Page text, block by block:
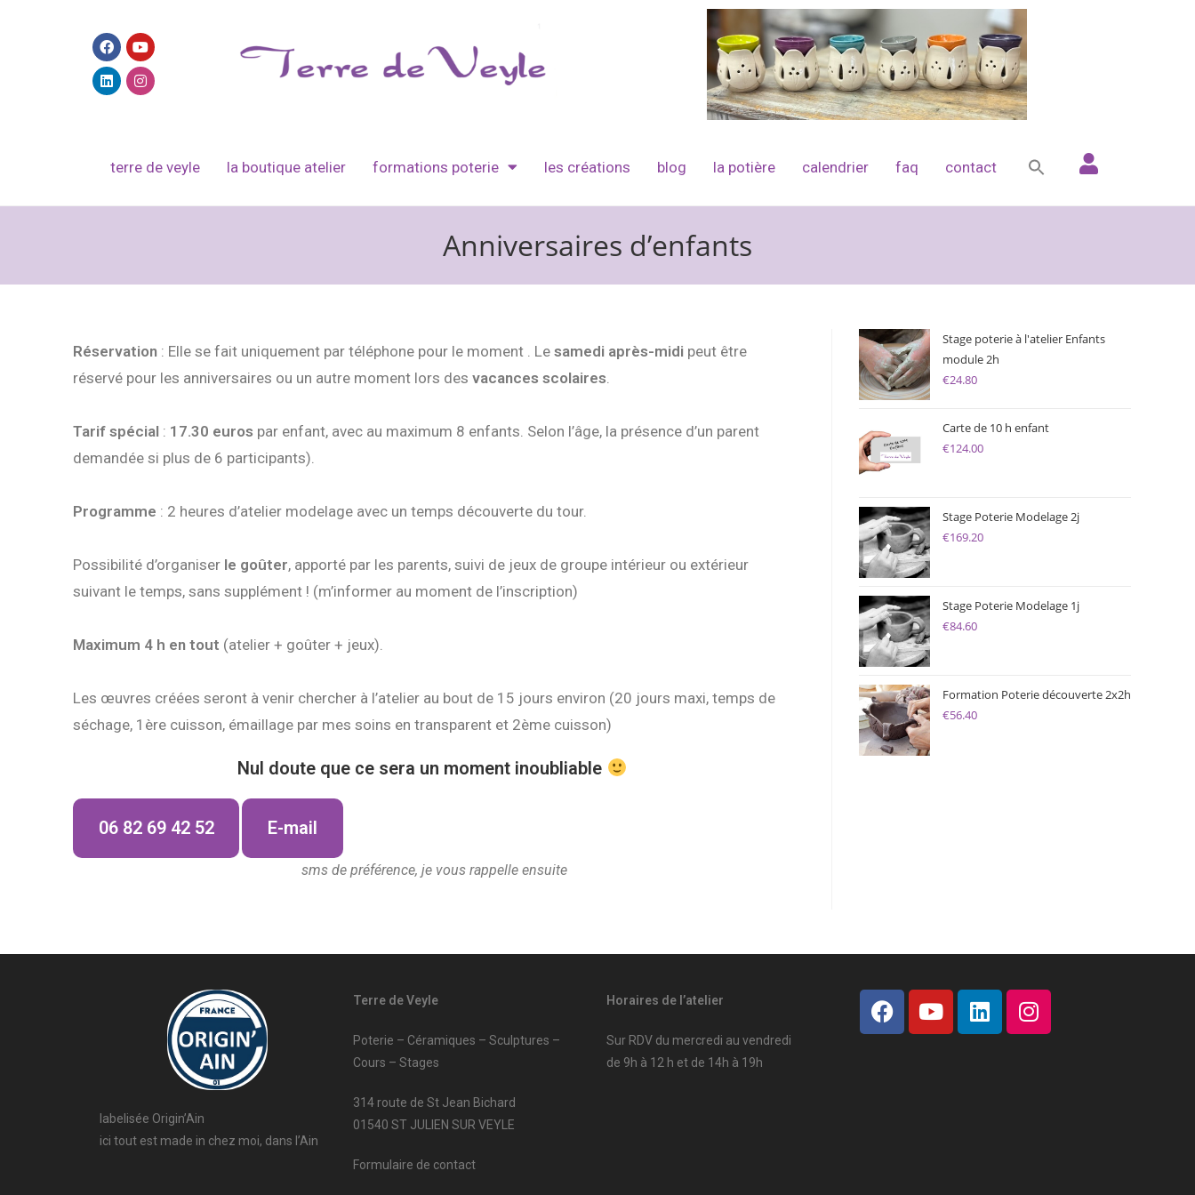
terre de veyle la boutique atelier formations poterie les créations blog la potière calendrier faq contact
Anniversaires d’enfants
Réservation : Elle se fait uniquement par téléphone pour le moment . Le samedi après-midi peut être
réservé pour les anniversaires ou un autre moment lors des vacances scolaires
Tarif spécial : 17.30 euros par enfant, avec au maximum 8 enfants. Selon l’âge, la présence d’un parent
demandée si plus de 6 participants).
Programme : 2 heures d’atelier modelage avec un temps découverte du tour.
Possibilité d’organiser le goûter, apporté par les parents, suivi de jeux de groupe intérieur ou extérieur
suivant le temps, sans supplément ! (m’informer au moment de l’inscription)
Maximum 4 h en tout (atelier + goûter + jeux).
Les œuvres créées seront à venir chercher à l’atelier au bout de 15 jours environ (20 jours maxi, temps de
séchage, 1ère cuisson, émaillage par mes soins en transparent et 2ème cuisson)
Nul doute que ce sera un moment inoubliable
06 82 69 42 52 E-mail
sms de préférence, je vous rappelle ensuite
Stage poterie à l'atelier Enfants
module 2h
€24.80
Carte de 10 h enfant
€124.00
Stage Poterie Modelage 2j
€169.20
Stage Poterie Modelage 1j
€84.60
Formation Poterie découverte 2x2h
€56.40
labelisée Origin’Ain
ici tout est made in chez moi, dans l’Ain
Terre de Veyle
Poterie – Céramiques – Sculptures –
Cours – Stages
314 route de St Jean Bichard
01540 ST JULIEN SUR VEYLE
Formulaire de contact
Horaires de l’atelier
Sur RDV du mercredi au vendredi
de 9h à 12 h et de 14h à 19h